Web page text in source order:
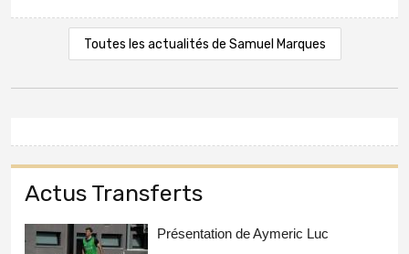
Toutes les actualités de Samuel Marques
Actus Transferts
Présentation de Aymeric Luc